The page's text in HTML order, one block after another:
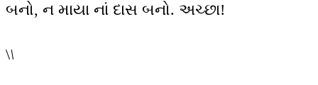
બનો, ન માયા નાં દાસ બનો. અચ્છા!
\\